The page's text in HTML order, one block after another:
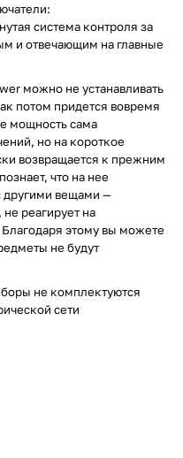
система контроля за
и отвечающим на главные
можно не устанавливать
потом придется вовремя
мощность сама
но на короткое
возвращается к прежним
что на нее
другими вещами —
реагирует на
этому вы можете
не будут
не комплектуются
сети